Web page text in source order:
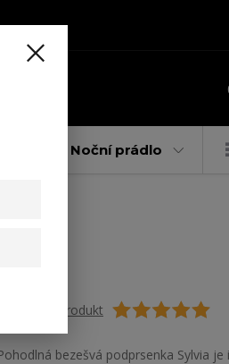
Noční prádlo
produkt
bezešvá podprsenka Sylvia je